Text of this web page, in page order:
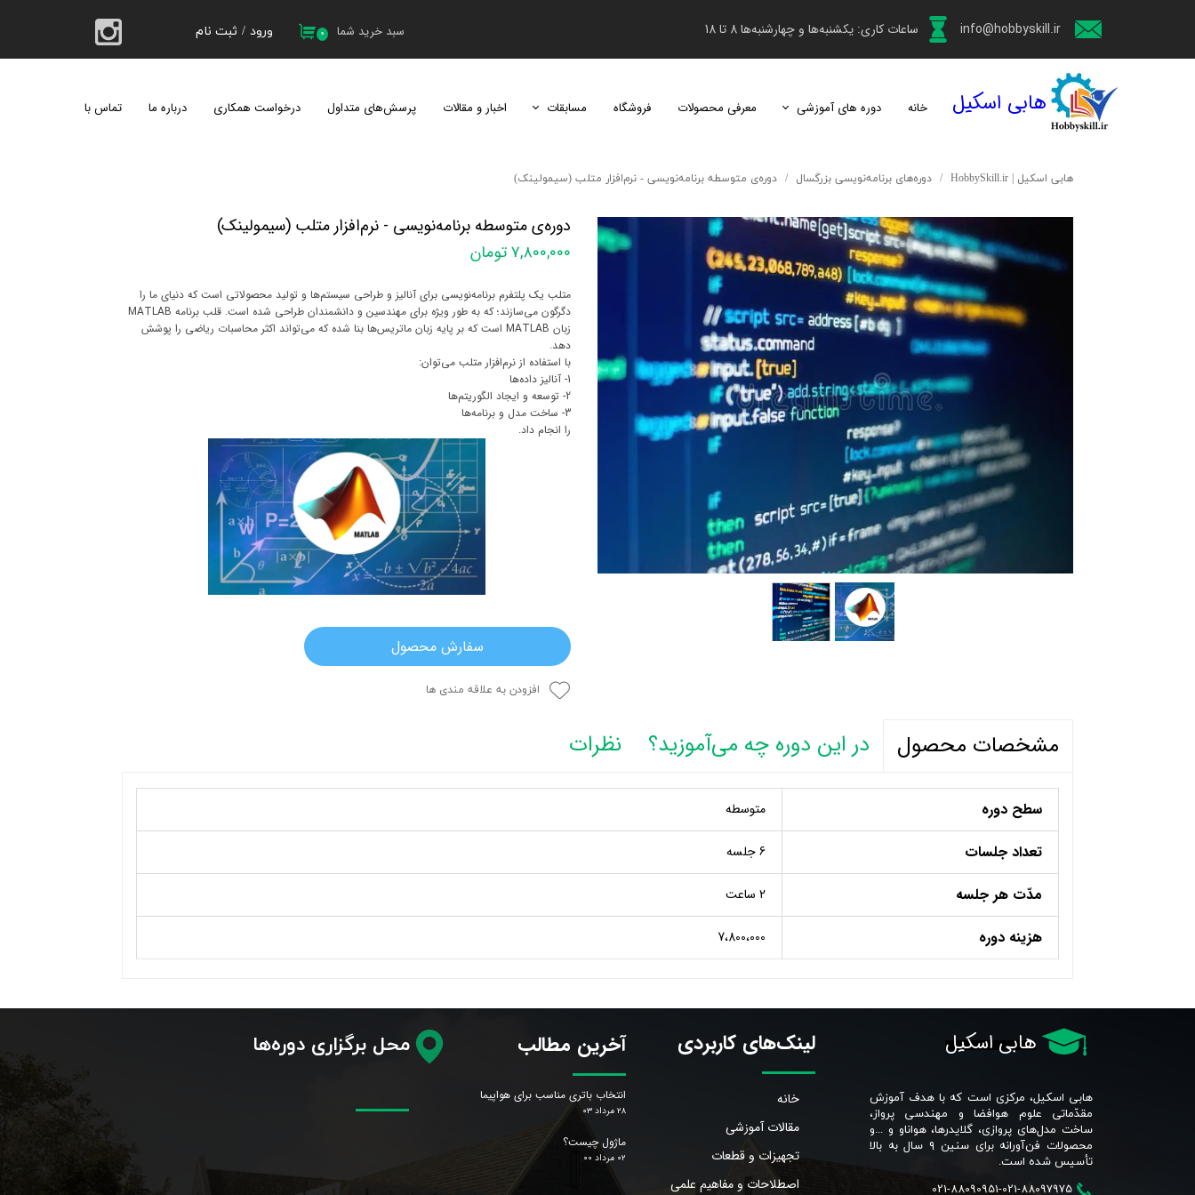
info@hobbyskill.ir ساعات کاری: یکشنبه‌ها و چهارشنبه‌ها 8 تا 18 ۰ سبد خرید شما ورود / ثبت نام
حساب کاربری من
هابی اسکیل خانه دوره های آموزشی معرفی محصولات فروشگاه مسابقات اخبار و مقالات پرسش‌های متداول درخواست همکاری درباره ما تماس با ما
هابی اسکیل | HobbySkill.ir دوره‌های برنامه‌نویسی بزرگسال دوره‌ی متوسطه برنامه‌نویسی - نرم‌افزار متلب (سیمولینک)
دوره‌ی متوسطه برنامه‌نویسی - نرم‌افزار متلب (سیمولینک)
۷,۸۰۰,۰۰۰ تومان
متلب یک پلتفرم برنامه‌نویسی برای آنالیز و طراحی سیستم‌ها و تولید محصولاتی است که دنیای ما را
دگرگون می‌سازند؛ که به طور ویژه برای مهندسین و دانشمندان طراحی شده است. قلب برنامه MATLAB
زبان MATLAB است که بر پایه زبان ماتریس‌ها بنا شده که می‌تواند اکثر محاسبات ریاضی را پوشش
دهد.
با استفاده از نرم‌افزار متلب می‌توان:
1- آنالیز داده‌ها
2- توسعه و ایجاد الگوریتم‌ها
3- ساخت مدل و برنامه‌ها
را انجام داد.
سفارش محصول
افزودن به علاقه مندی ها
مشخصات محصول در این دوره چه می‌آموزید؟ نظرات
سطح دوره متوسطه
تعداد جلسات 6 جلسه
مدّت هر جلسه 2 ساعت
هزینه دوره 7،800،000
هابی اسکیل
هابی اسکیل، مرکزی است که با هدف آموزش
مقدّماتی علوم هوافضا و مهندسی پرواز،
ساخت مدل‌های پروازی، گلایدرها، هواناو و ...و
محصولات فن‌آورانه برای سنین ٩ سال به بالا
تأسیس شده است.​​​​​​​
021-88090951-021-88097975
لینک‌های کاربردی
خانه
مقالات آموزشی
تجهیزات و قطعات
اصطلاحات و مفاهیم علمی
آخرین مطالب
انتخاب باتری مناسب برای هواپیما
۲۸ مرداد ۰۳
ماژول چیست؟
۰۲ مرداد ۰۰
محل برگزاری دوره‌ها